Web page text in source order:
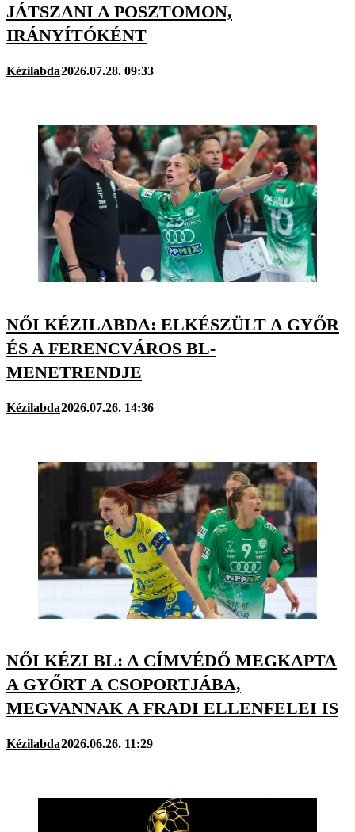
JÁTSZANI A POSZTOMON,
IRÁNYÍTÓKÉNT
Kézilabda2026.07.28. 09:33
NŐI KÉZILABDA: ELKÉSZÜLT A GYŐR
ÉS A FERENCVÁROS BL-
MENETRENDJE
Kézilabda2026.07.26. 14:36
NŐI KÉZI BL: A CÍMVÉDŐ MEGKAPTA
A GYŐRT A CSOPORTJÁBA,
MEGVANNAK A FRADI ELLENFELEI IS
Kézilabda2026.06.26. 11:29